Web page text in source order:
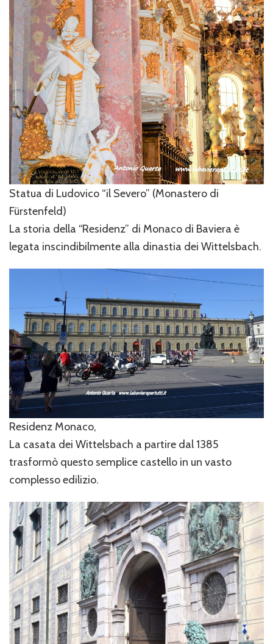
Statua di Ludovico “il Severo” (Monastero di
Fürstenfeld)
La storia della “Residenz” di Monaco di Baviera è
legata inscindibilmente alla dinastia dei Wittelsbach.
Residenz Monaco,
La casata dei Wittelsbach a partire dal 1385
trasformò questo semplice castello in un vasto
complesso edilizio.